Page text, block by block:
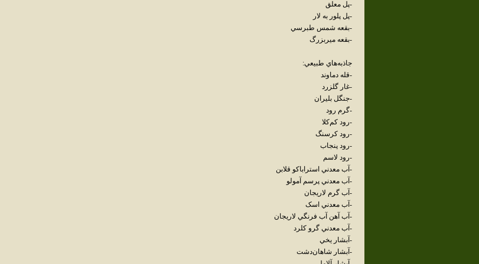
-پل معلق
-پل پلور به لار
-بقعه شمس طبرسي
-بقعه ميربزرگ
جاذبه‌هاي طبيعي:
-قله دماوند
-غار گلزرد
-جنگل بليران
-گرم رود
-رود کم‌کلا
-رود کرسنگ
-رود پنجاب
-رود لاسم
-آب معدني استراباکو قلابن
-آب معدني پرسم آمولو
-آب گرم لاريجان
-آب معدني اسک
-آب آهن آب فرنگي لاريجان
-آب معدني گرو کلرد
-آبشار يخي
-آبشار شاهان‌دشت